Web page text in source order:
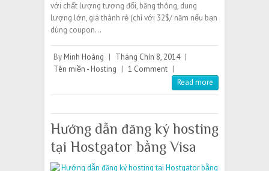
với chất lượng tương đối, băng thông, dung
lượng lớn, giá thành rẻ (chỉ với 32$/ năm nếu bạn
dùng coupon…
By Minh Hoàng | Tháng Chín 8, 2014 |
Tên miền - Hosting | 1 Comment |
Read more
Hướng dẫn đăng ký hosting
tại Hostgator bằng Visa